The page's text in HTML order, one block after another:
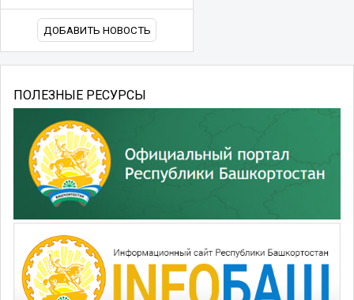
ДОБАВИТЬ НОВОСТЬ
ПОЛЕЗНЫЕ РЕСУРСЫ